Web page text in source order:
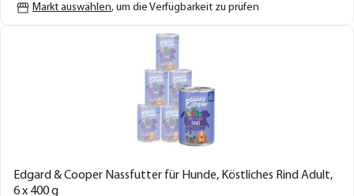
Markt auswählen, um die Verfügbarkeit zu prüfen
Edgard & Cooper Nassfutter für Hunde, Köstliches Rind Adult,
6 x 400 g